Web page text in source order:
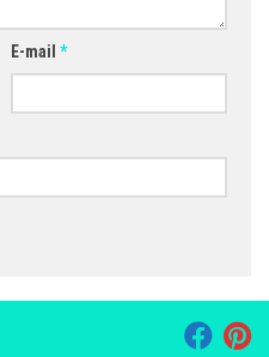
E-mail *